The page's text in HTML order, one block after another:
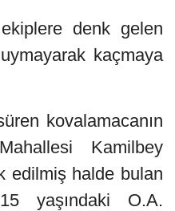
denk gelen
kaçmaya
kovalamacanın
Kamilbey
edilmiş halde bulan
yaşındaki O.A.